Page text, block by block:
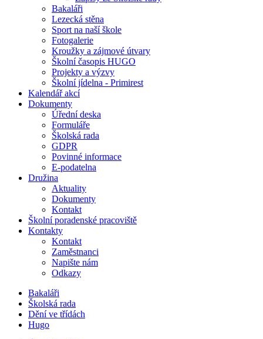
Bakaláři
Lezecká stěna
Sport na naší škole
Fotogalerie
Kroužky a zájmové útvary
Školní časopis HUGO
Projekty a výzvy
Školní jídelna - Primirest
Kalendář akcí
Dokumenty
Úřední deska
Formuláře
Školská rada
GDPR
Povinné informace
E-podatelna
Družina
Aktuality
Dokumenty
Kontakt
Školní poradenské pracoviště
Kontakty
Kontakt
Zaměstnanci
Napište nám
Odkazy
Bakaláři
Školská rada
Dění ve třídách
Hugo